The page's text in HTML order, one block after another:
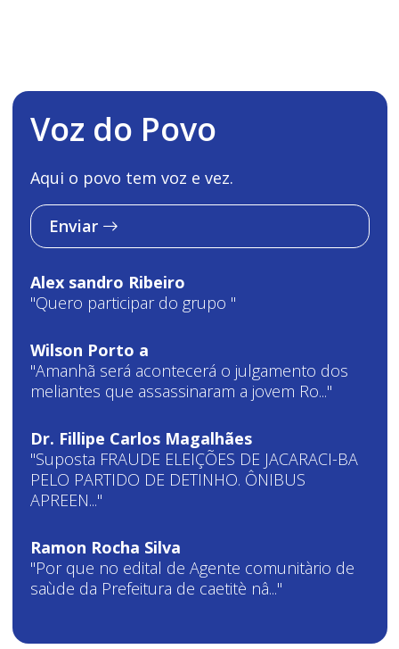
Voz do Povo
Aqui o povo tem voz e vez.
Enviar
Alex sandro Ribeiro
"Quero participar do grupo "
Wilson Porto a
"Amanhã será acontecerá o julgamento dos
meliantes que assassinaram a jovem Ro..."
Dr. Fillipe Carlos Magalhães
"Suposta FRAUDE ELEIÇÕES DE JACARACI-BA
PELO PARTIDO DE DETINHO. ÔNIBUS
APREEN..."
Ramon Rocha Silva
"Por que no edital de Agente comunitàrio de
saùde da Prefeitura de caetitè nâ..."